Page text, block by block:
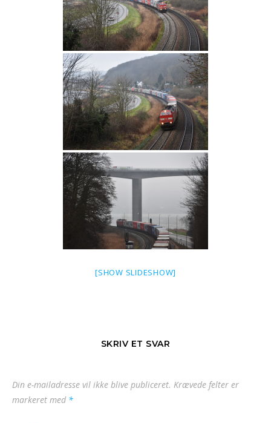
[SHOW SLIDESHOW]
SKRIV ET SVAR
Din e-mailadresse vil ikke blive publiceret. Krævede felter er
markeret med *